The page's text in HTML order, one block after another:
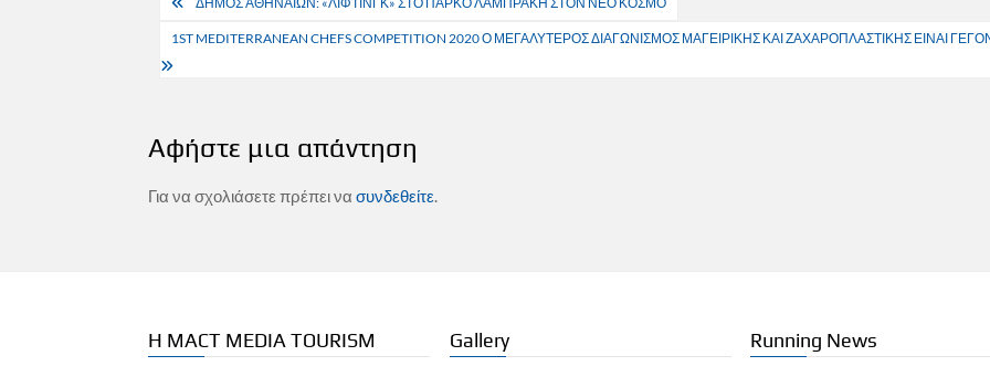
άρθρων
1ST MEDITERRANEAN CHEFS COMPETITION 2020 Ο ΜΕΓΑΛΥΤΕΡΟΣ ΔΙΑΓΩΝΙΣΜΟΣ ΜΑΓΕΙΡΙΚΗΣ ΚΑΙ ΖΑΧΑΡΟΠΛΑΣΤΙΚΗΣ ΕΙΝΑΙ
Αφήστε μια απάντηση
Για να σχολιάσετε πρέπει νασυνδεθείτε.
Η MACT MEDIA TOURISM Gallery Running News